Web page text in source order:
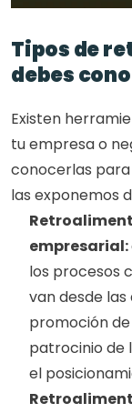
Tipos de
debes
Existen
tu empresa o
conocerlas
las exponemos
empresarial:
los procesos
van desde
promoción
patrocinio de
el